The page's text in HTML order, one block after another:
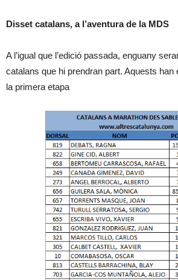
Disset catalans, a l’aventura de la MDS
A l’igual que l’edició passada, enguany
catalans que hi prendran part. Aquests han
la primera etapa